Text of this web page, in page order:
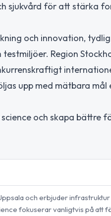
sjukvård för att stärka
och innovation,
Region
upp med mätbara mål
och skapa bättre
och erbjuder
fokuserar vanligtvis på att